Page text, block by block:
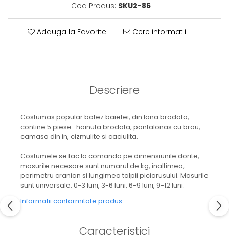
Cod Produs: SKU2-86
Adauga la Favorite Cere informatii
Descriere
Costumas popular botez baietei, din lana brodata,
contine 5 piese : hainuta brodata, pantalonas cu brau,
camasa din in, cizmulite si caciulita.
Costumele se fac la comanda pe dimensiunile dorite,
masurile necesare sunt numarul de kg, inaltimea,
perimetru cranian si lungimea talpii piciorusului. Masurile
sunt universale: 0-3 luni, 3-6 luni, 6-9 luni, 9-12 luni.
Informatii conformitate produs
Caracteristici